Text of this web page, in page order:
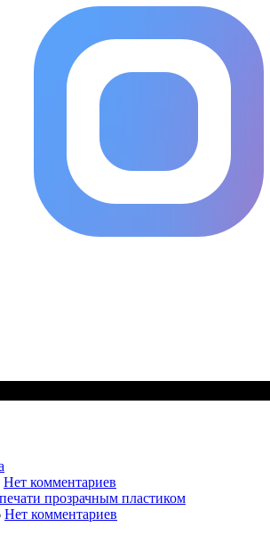
Нет комментариев
прозрачным пластиком
Нет комментариев